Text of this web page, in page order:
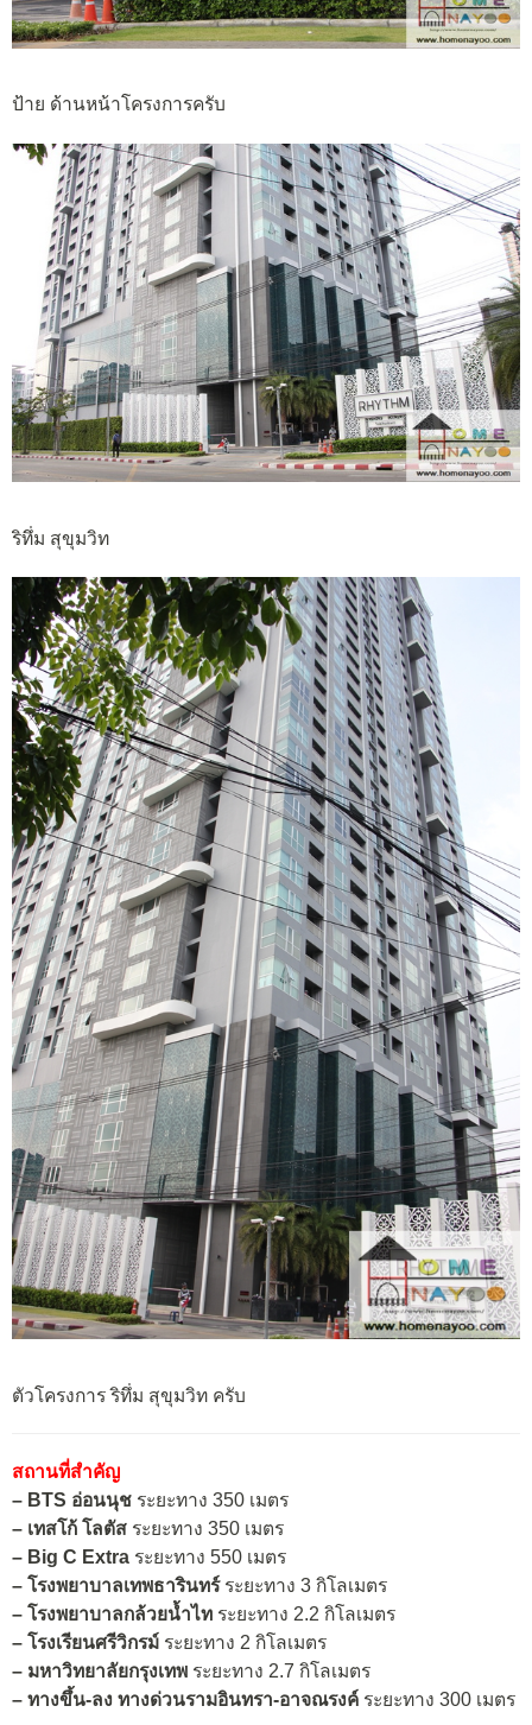
ป้าย ด้านหน้าโครงการครับ
ริทึ่ม สุขุมวิท
ตัวโครงการ ริทึ่ม สุขุมวิท ครับ
สถานที่สำคัญ
– BTS อ่อนนุช ระยะทาง 350 เมตร
– เทสโก้ โลตัส ระยะทาง 350 เมตร
– Big C Extra ระยะทาง 550 เมตร
– โรงพยาบาลเทพธารินทร์ระยะทาง 3 กิโลเมตร
– โรงพยาบาลกล้วยน้ำไท ระยะทาง 2.2 กิโลเมตร
– โรงเรียนศรีวิกรม์ ระยะทาง 2 กิโลเมตร
– มหาวิทยาลัยกรุงเทพ ระยะทาง 2.7 กิโลเมตร
– ทางขึ้น-ลง ทางด่วนรามอินทรา-อาจณรงค์ ระยะทาง 300 เมตร